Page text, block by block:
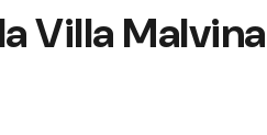
Villa Malvina